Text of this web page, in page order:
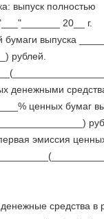
выпуск полностью
20__ г.
выпуска
рублей.
денежными
ценных бумаг
эмиссия
средства в